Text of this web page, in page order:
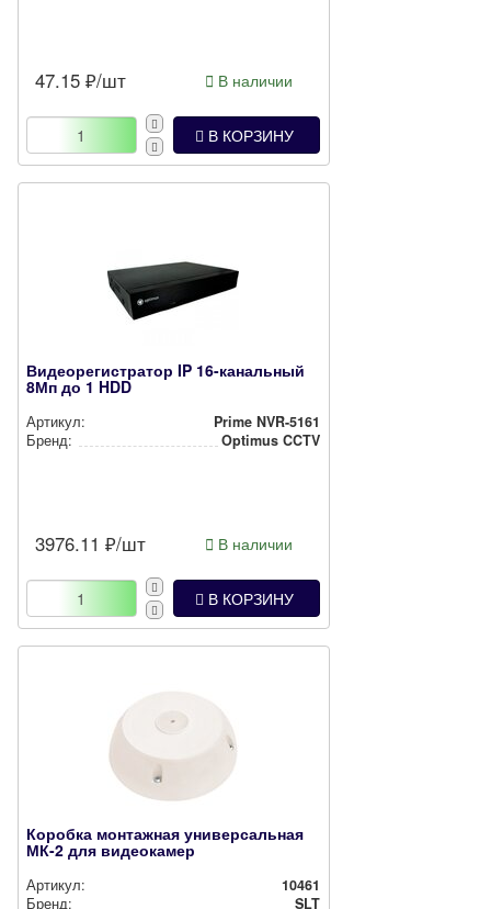
47.15 ₽/шт В наличии
В КОРЗИНУ
Видеорегистратор IP 16-канальный
8Мп до 1 HDD
Артикул:
Prime NVR-5161
Бренд:
Optimus CCTV
3976.11 ₽/шт В наличии
В КОРЗИНУ
Коробка монтажная универсальная
МК-2 для видеокамер
Артикул:
10461
Бренд:
SLT